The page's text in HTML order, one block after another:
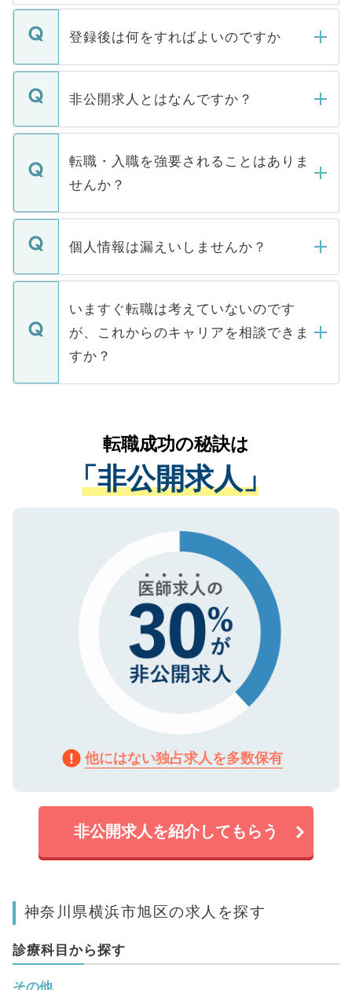
登録後は何をすればよいのですか
ご登録いただきましたら、弊社担当者がご
登録内容を確認し、その後メールもしくは
ます。通常、5営業日以内にはご連絡をせて
いただきますので、しばらくお待ちくださ
非公開求人とはなんですか？
マイナビDOCTORで取り扱っている求人の
うち約3割は、Webサイトからご覧いただ
けない「非公開求人」です。非公開求人は
下記の理由によって、一般には公開してい
ません。
■応募殺到を避けるため 人気のある医療機
関を公にしてしまうと、応募が殺到する場
に、医療機関が求める条件に合った人材の
みを人材紹介会社に依頼するケースが増え
ています。
転職・入職を強要されることはありま
せんか？
転職・入職を強要することは一切ありませ
ん。また、仮に応募先から内定をいただい
定を承諾する必要はありません。内定先へ
の辞退の連絡はキャリアパートナーが行い
個人情報は漏えいしませんか？
個人情報が漏えいすることはありませんの
で、ご安心ください。当サイトからの登録
などで収集したご登録者様の個人情報は、
ご本人のキャリアアップおよび転職活動の
支援を目的に使用いたします。お預かりし
ているすべての個人データはご本人の許可
は、個人情報の取り扱いについての厳密な
管理基準を満たした事業者のみに付与され
る、プライバシーマークを取得済みです。
で、機密保持に関してもご安心ください。
いますぐ転職は考えていないのです
が、これからのキャリアを相談できま
すか？
かがいして、現在の医療機関の状況や紹介
経験をまじえながら、適切なアドバイスを
させていただきます。すぐにご転職をされ
ない方には、長期的なサポートが可能です
ので、まずはご登録ください。
転職成功の秘訣は
「非公開求人」
他にはない独占求人を多数保有
非公開求人を紹介してもらう
神奈川県横浜市旭区の求人を探す
診療科目から探す